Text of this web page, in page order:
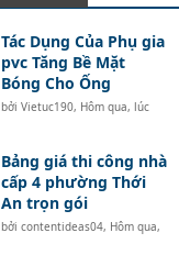
Tác Dụng Của Phụ gia
pvc Tăng Bề Mặt
Bóng Cho Ống
bởi Vietuc190, Hôm qua, lúc
Bảng giá thi công nhà
cấp 4 phường Thới
An trọn gói
bởi contentideas04, Hôm qua,